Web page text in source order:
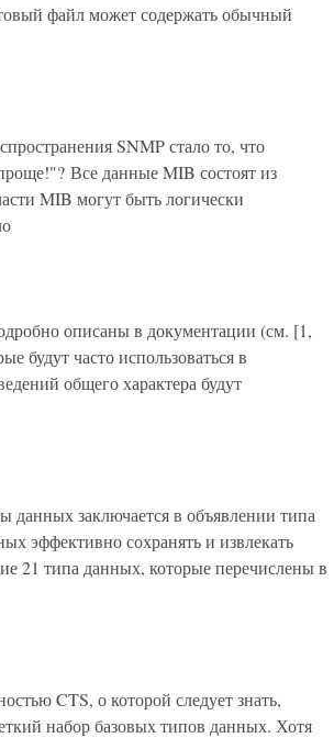
файл может содержать обычный
SNMP стало то, что
Все данные MIB состоят из
MIB могут быть логически
описаны в документации (см. [1,
будут часто использоваться в
общего характера будут
заключается в объявлении типа
эффективно сохранять и извлекать
21 типа данных, которые перечислены в
CTS, о которой следует знать,
набор базовых типов данных. Хотя